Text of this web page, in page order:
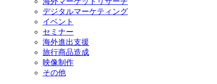
デジタルマーケティング
イベント
セミナー
海外進出支援
旅行商品造成
映像制作
その他